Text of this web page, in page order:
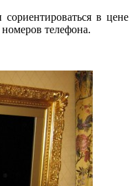
в цене
телефона.